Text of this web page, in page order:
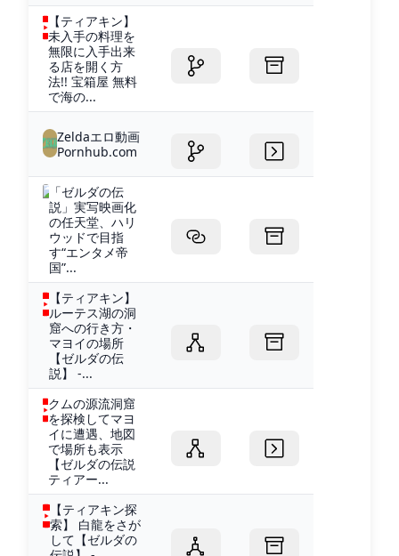
【ティアキン】
未入手の料理を
無限に入手出来
る店を開く方
法!! 宝箱屋 無料
で海の...
Zeldaエロ動画
Pornhub.com
「ゼルダの伝
説」実写映画化
の任天堂、ハリ
ウッドで目指
す“エンタメ帝
国”...
【ティアキン】
ルーテス湖の洞
窟への行き方・
マヨイの場所
【ゼルダの伝
説】 -...
クムの源流洞窟
を探検してマヨ
イに遭遇、地図
で場所も表示
【ゼルダの伝説
ティアー...
【ティアキン探
索】 白龍をさが
して【ゼルダの